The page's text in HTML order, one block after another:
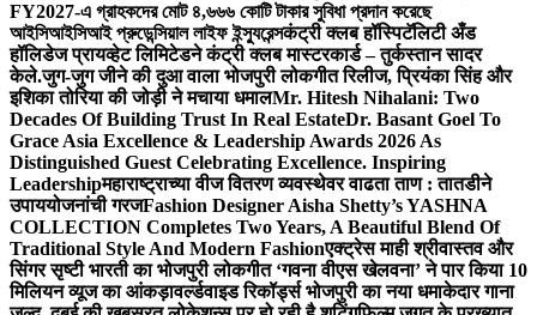
FY2027-এ গ্রাহকদের মোট ৪,৬৬৬ কোটি টাকার সুবিধা প্রদান করেছে
আইসিআইসিআই প্রুডেন্সিয়াল লাইফ ইন্স্যুরেন্সकंट्री क्लब हॉस्पिटॅलिटी अँड
हॉलिडेज प्रायव्हेट लिमिटेडने कंट्री क्लब मास्टरकार्ड – तुर्कस्तान सादर
केले.जुग-जुग जीने की दुआ वाला भोजपुरी लोकगीत रिलीज, प्रियंका सिंह और
इशिका तोरिया की जोड़ी ने मचाया धमालMr. Hitesh Nihalani: Two
Decades Of Building Trust In Real EstateDr. Basant Goel To
Grace Asia Excellence & Leadership Awards 2026 As
Distinguished Guest Celebrating Excellence. Inspiring
Leadershipमहाराष्ट्राच्या वीज वितरण व्यवस्थेवर वाढता ताण : तातडीने
उपाययोजनांची गरजFashion Designer Aisha Shetty’s YASHNA
COLLECTION Completes Two Years, A Beautiful Blend Of
Traditional Style And Modern Fashionएक्ट्रेस माही श्रीवास्तव और
सिंगर सृष्टी भारती का भोजपुरी लोकगीत ‘गवना वीएस खेलवना’ ने पार किया 10
मिलियन व्यूज का आंकड़ावर्ल्डवाइड रिकॉर्ड्स भोजपुरी का नया धमाकेदार गाना